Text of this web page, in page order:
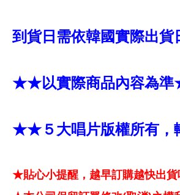
到貨日需依韓國實際出貨
★★以實際商品內容為
★★５大唱片版權所有
★貼心小提醒，越早訂購越快出貨